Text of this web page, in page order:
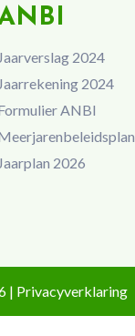
Jaarverslag 2024
Jaarrekening 2024
ANBI
Jaarplan 2026
| Privacyverklaring